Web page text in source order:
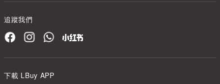
追蹤我們
下載 LBuy APP